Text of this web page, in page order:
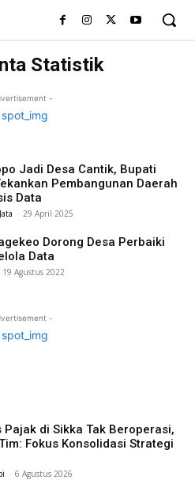
Statistik
-
Jadi Desa Cantik, Bupati
Pembangunan Daerah
Data
- 29 April 2025
Dorong Desa Perbaiki
Data
19 Agustus 2022
-
Pajak di Sikka Tak Beroperasi,
Fokus Konsolidasi Strategi
- 6 Agustus 2026